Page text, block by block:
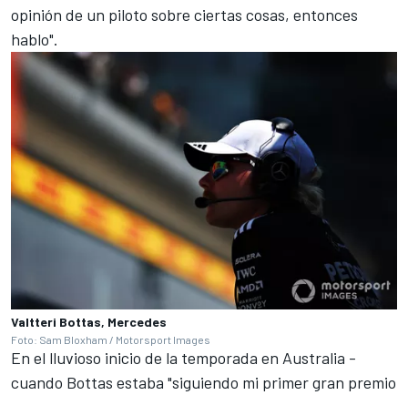
opinión de un piloto sobre ciertas cosas, entonces
hablo".
Valtteri Bottas, Mercedes
Foto: Sam Bloxham / Motorsport Images
En el lluvioso inicio de la temporada en Australia -
cuando Bottas estaba "siguiendo mi primer gran premio